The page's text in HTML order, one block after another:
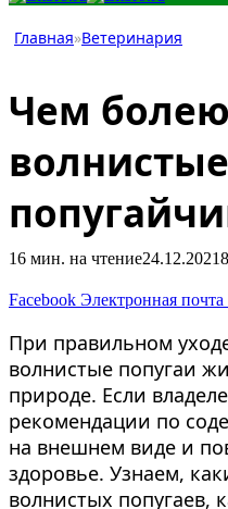
Главная»Ветеринария
Чем
волнистые
16 мин. на чтение24.12.2021
Facebook Электронная почта
При правильном
волнистые попугаи
природе. Если
рекомендации по
на внешнем виде и
здоровье. Узнаем,
волнистых попугаев,